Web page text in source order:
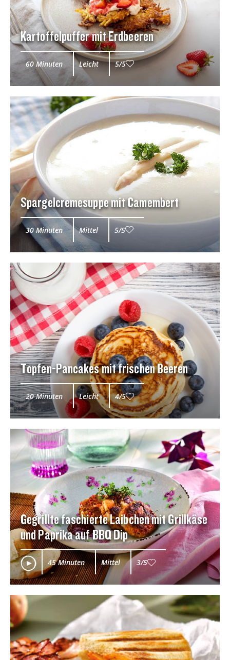
Kartoffelpuffer mit Erdbeeren
60 Minuten Leicht 5/5
Spargelcremesuppe mit Camembert
30 Minuten Mittel 5/5
Topfen-Pancakes mit frischen Beeren
20 Minuten Leicht 4/5
Gegrillte faschierte Laibchen mit Grillkäse
und Paprika auf BBQ Dip
45 Minuten Mittel 3/5